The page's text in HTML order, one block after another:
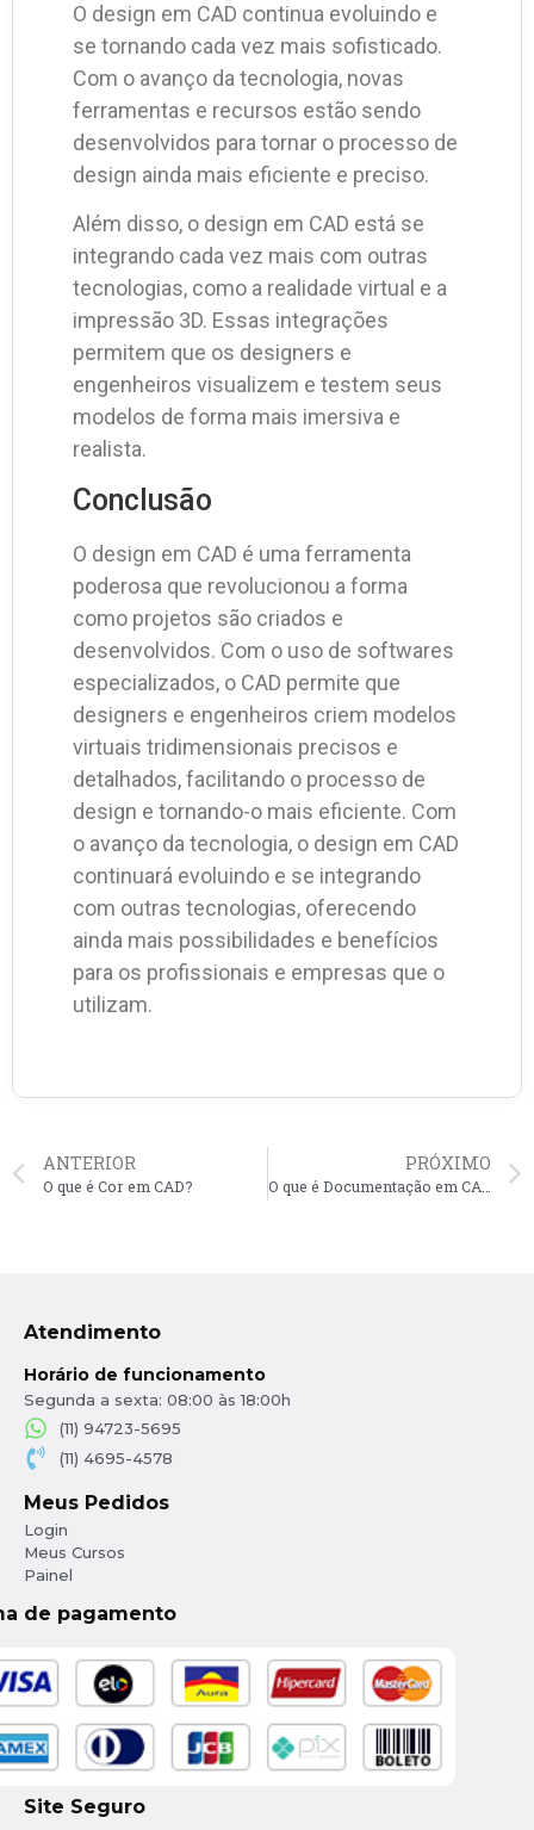
O design em CAD continua evoluindo e
se tornando cada vez mais sofisticado.
Com o avanço da tecnologia, novas
ferramentas e recursos estão sendo
desenvolvidos para tornar o processo de
design ainda mais eficiente e preciso.
Além disso, o design em CAD está se
integrando cada vez mais com outras
tecnologias, como a realidade virtual e a
impressão 3D. Essas integrações
permitem que os designers e
engenheiros visualizem e testem seus
modelos de forma mais imersiva e
realista.
Conclusão
O design em CAD é uma ferramenta
poderosa que revolucionou a forma
como projetos são criados e
desenvolvidos. Com o uso de softwares
especializados, o CAD permite que
designers e engenheiros criem modelos
virtuais tridimensionais precisos e
detalhados, facilitando o processo de
design e tornando-o mais eficiente. Com
o avanço da tecnologia, o design em CAD
continuará evoluindo e se integrando
com outras tecnologias, oferecendo
ainda mais possibilidades e benefícios
para os profissionais e empresas que o
utilizam.
ANTERIOR
O que é Cor em CAD?
PRÓXIMO
O que é Documentação em CAD?
Atendimento
Horário de funcionamento
Segunda a sexta: 08:00 às 18:00h
(11) 94723-5695
(11) 4695-4578
Meus Pedidos
Login
Meus Cursos
Painel
de pagamento
Site Seguro